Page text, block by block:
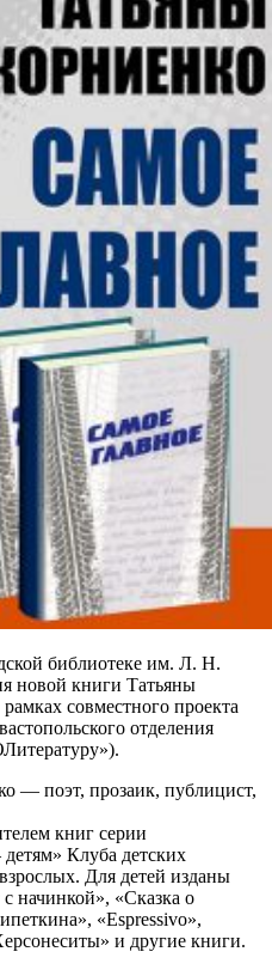
библиотеке им. Л. Н.
новой книги Татьяны
совместного проекта
отделения
— поэт, прозаик, публицист,
книг серии
Клуба детских
Для детей изданы
начинкой», «Сказка о
«Espressivo»,
и другие книги.